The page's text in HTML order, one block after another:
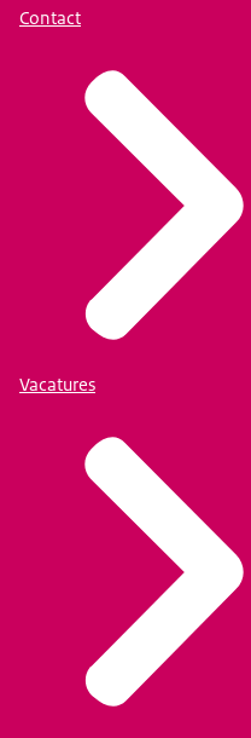
Contact
Vacatures